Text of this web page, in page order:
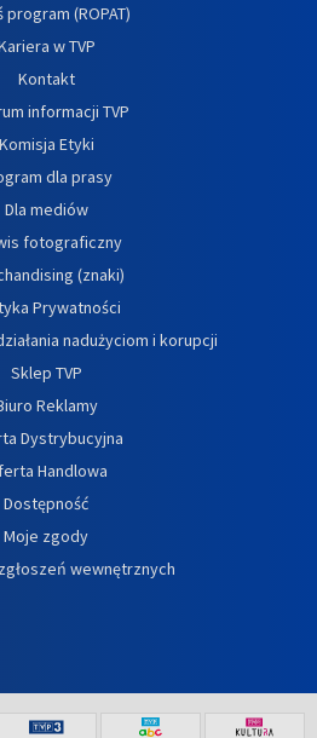
program (ROPAT)
w TVP
Kontakt
informacji TVP
Komisja Etyki
dla prasy
Dla mediów
fotograficzny
(znaki)
Prywatności
nadużyciom i korupcji
Sklep TVP
Reklamy
Dystrybucyjna
Handlowa
Dostępność
Moje zgody
wewnętrznych